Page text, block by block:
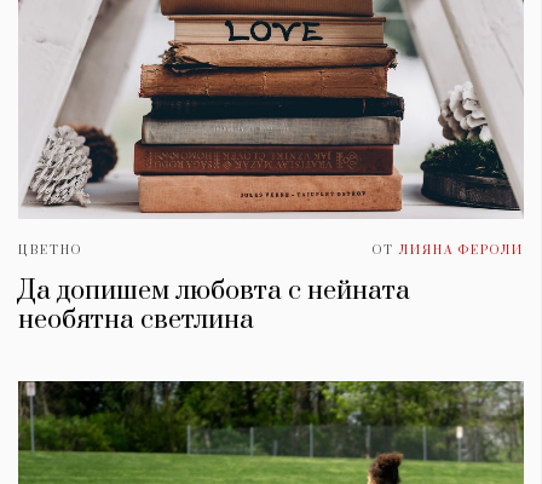
ЦВЕТНО ОТ ЛИЯНА ФЕРОЛИ
Да допишем любовта с нейната
необятна светлина